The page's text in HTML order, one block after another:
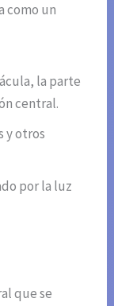
como un
la parte
central.
y otros
por la luz
que se